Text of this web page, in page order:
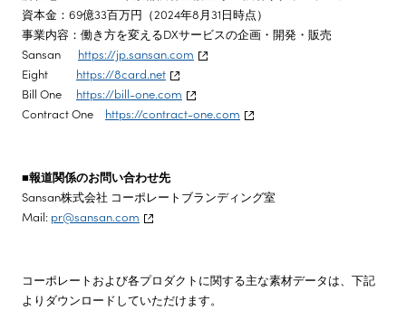
資本金：69億33百万円（2024年8月31日時点）
事業内容：働き方を変えるDXサービスの企画・開発・販売
Sansan https://jp.sansan.com
Eight https://8card.net
Bill One https://bill-one.com
Contract One https://contract-one.com
■報道関係のお問い合わせ先
Sansan株式会社 コーポレートブランディング室
Mail: pr@sansan.com
コーポレートおよび各プロダクトに関する主な素材データは、下記
よりダウンロードしていただけます。